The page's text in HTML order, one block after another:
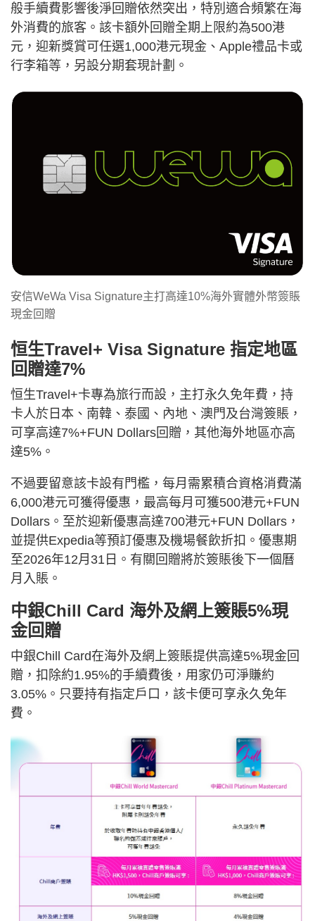
般手續費影響後淨回贈依然突出，特別適合頻繁在海
外消費的旅客。該卡額外回贈全期上限約為500港
元，迎新獎賞可任選1,000港元現金、Apple禮品卡或
行李箱等，另設分期套現計劃。
安信WeWa Visa Signature主打高達10%海外實體外幣簽賬
現金回贈
恒生Travel+ Visa Signature 指定地區
回贈達7%
恒生Travel+卡專為旅行而設，主打永久免年費，持
卡人於日本、南韓、泰國、內地、澳門及台灣簽賬，
可享高達7%+FUN Dollars回贈，其他海外地區亦高
達5%。
不過要留意該卡設有門檻，每月需累積合資格消費滿
6,000港元可獲得優惠，最高每月可獲500港元+FUN
Dollars。至於迎新優惠高達700港元+FUN Dollars，
並提供Expedia等預訂優惠及機場餐飲折扣。優惠期
至2026年12月31日。有關回贈將於簽賬後下一個曆
月入賬。
中銀Chill Card 海外及網上簽賬5%現
金回贈
中銀Chill Card在海外及網上簽賬提供高達5%現金回
贈，扣除約1.95%的手續費後，用家仍可淨賺約
3.05%。只要持有指定戶口，該卡便可享永久免年
費。